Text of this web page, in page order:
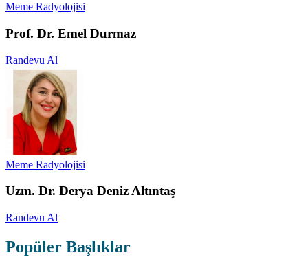
Meme Radyolojisi
Prof. Dr. Emel Durmaz
Randevu Al
Meme Radyolojisi
Uzm. Dr. Derya Deniz Altıntaş
Randevu Al
Popüler Başlıklar